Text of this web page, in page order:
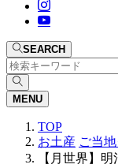
SEARCH
MENU
TOP
お土産 ご当
【月世界】